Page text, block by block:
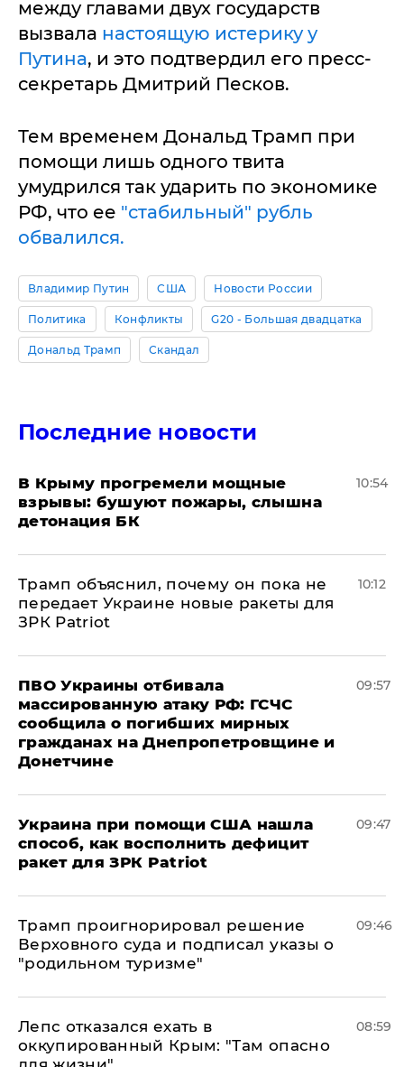
между главами двух государств
вызвала настоящую истерику у
Путина, и это подтвердил его пресс-
секретарь Дмитрий Песков.
Тем временем Дональд Трамп при
помощи лишь одного твита
умудрился так ударить по экономике
РФ, что ее "стабильный" рубль
обвалился.
Владимир Путин США Новости России
Политика Конфликты G20 - Большая двадцатка
Дональд Трамп Скандал
Последние новости
В Крыму прогремели мощные
взрывы: бушуют пожары, слышна
детонация БК
10:54
Трамп объяснил, почему он пока не
передает Украине новые ракеты для
ЗРК Patriot
10:12
ПВО Украины отбивала
массированную атаку РФ: ГСЧС
сообщила о погибших мирных
гражданах на Днепропетровщине и
Донетчине
09:57
Украина при помощи США нашла
способ, как восполнить дефицит
ракет для ЗРК Patriot
09:47
Трамп проигнорировал решение
Верховного суда и подписал указы о
"родильном туризме"
09:46
Лепс отказался ехать в
оккупированный Крым: "Там опасно
08:59